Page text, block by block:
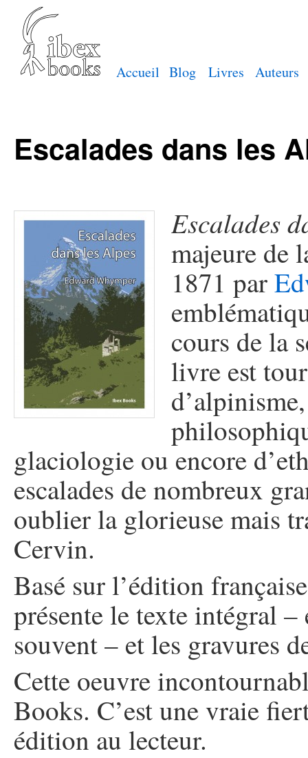
Accueil Blog Livres Auteurs
Escalades dans les
Escalades
majeure de
1871 par
cours de la
livre est
glaciologie ou encore
escalades de nombreux
oublier la glorieuse mais
Cervin.
Basé sur l’édition
présente le texte intégral
souvent – et les gravures
Cette oeuvre
Books. C’est une vraie
édition au lecteur.